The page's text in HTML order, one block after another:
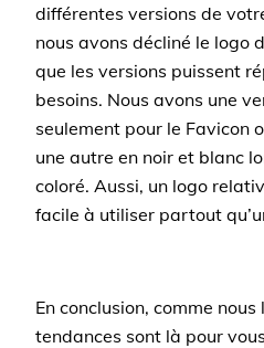
différentes versions de
nous avons décliné le logo
que les versions puissent
besoins. Nous avons une
seulement pour le Favicon
une autre en noir et blanc
coloré. Aussi, un logo
facile à utiliser partout
En conclusion, comme nous
tendances sont là pour